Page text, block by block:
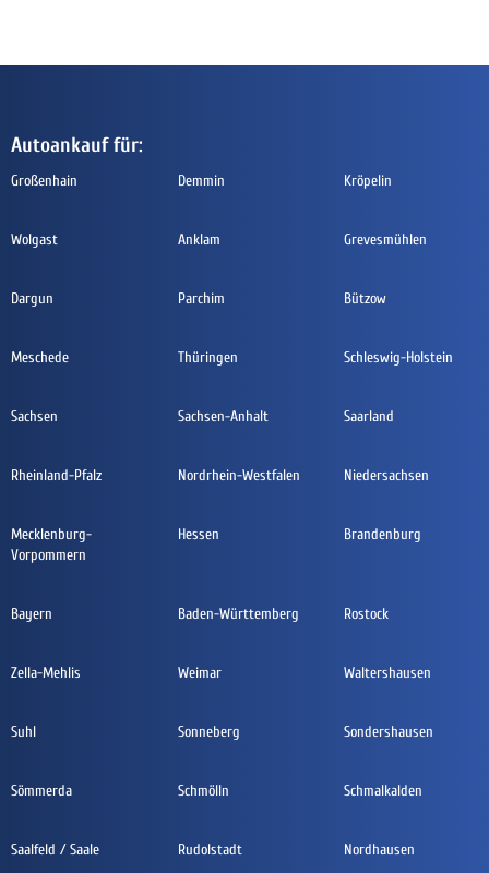
Autoankauf für:
Großenhain Demmin Kröpelin
Wolgast Anklam Grevesmühlen
Dargun Parchim Bützow
Meschede Thüringen Schleswig-Holstein
Sachsen Sachsen-Anhalt Saarland
Rheinland-Pfalz Nordrhein-Westfalen Niedersachsen
Mecklenburg-
Vorpommern
Hessen Brandenburg
Bayern Baden-Württemberg Rostock
Zella-Mehlis Weimar Waltershausen
Suhl Sonneberg Sondershausen
Sömmerda Schmölln Schmalkalden
Saalfeld / Saale Rudolstadt Nordhausen